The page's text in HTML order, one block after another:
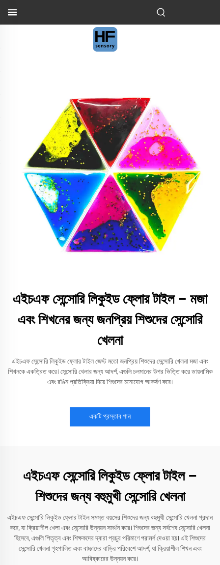
এইচএফ সেন্সোরি লিকুইড ফ্লোর টাইল – মজা
এবং শিখনের জন্য জনপ্রিয় শিশুদের সেন্সোরি
খেলনা
এইচএফ সেন্সোরি লিকুইড ফ্লোর টাইল জেস্ট মতো জনপ্রিয় শিশুদের সেন্সোরি খেলনা মজা এবং
শিখনকে একত্রিত করে। সেন্সোরি খেলার জন্য আদর্শ, এগুলি চলমানের উপর ভিত্তি করে ডায়নামিক
এবং রঙিন প্রতিক্রিয়া দিয়ে শিশুদের মনোযোগ আকর্ষণ করে।
একটি প্রস্তাব পান
এইচএফ সেন্সোরি লিকুইড ফ্লোর টাইল –
শিশুদের জন্য বহুমুখী সেন্সোরি খেলনা
এইচএফ সেন্সোরি লিকুইড ফ্লোর টাইল সমস্ত বয়সের শিশুদের জন্য বহুমুখী সেন্সোরি খেলনা প্রদান
করে, যা ক্রিয়াশীল খেলা এবং সেন্সোরি উন্নয়ন সমর্থন করে। শিশুদের জন্য সর্বশেষ সেন্সোরি খেলনা
হিসেবে, এগুলি পিতৃত্ব এবং শিক্ষকদের দ্বারা প্রচুর পরিমাণে পরামর্শ দেওয়া হয়। এই শিশুদের
সেন্সোরি খেলনা গৃহপালিত এবং বাচ্চাদের বাড়ির পরিবেশে আদর্শ, যা ক্রিয়াশীল শিখন এবং
আবিষ্কারের উন্নয়ন করে।